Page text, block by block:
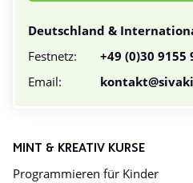
Deutschland &
Festnetz:
+49 (0)30 9155
Email:
MINT & KREATIV KURSE
Programmieren für Kinder